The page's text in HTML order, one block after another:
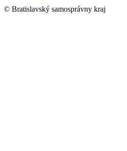
© Bratislavský samosprávny kraj